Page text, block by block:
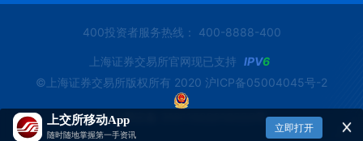
400投资者服务热线： 400-8888-400
上海证券交易所官网现已支持 IPV6
©上海证券交易所版权所有 2020 沪ICP备05004045号-2
沪公网安备 31011502016333号
上交所移动App
随时随地掌握第一手资讯
立即打开